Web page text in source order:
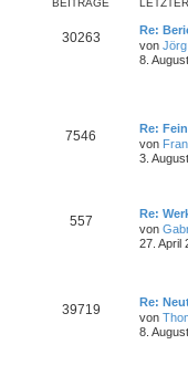
BEITRÄGE
30263
Re:
von Jörg
8.
7546
Re:
von
3.
557
Re:
von
27. April
39719
Re:
von
8.